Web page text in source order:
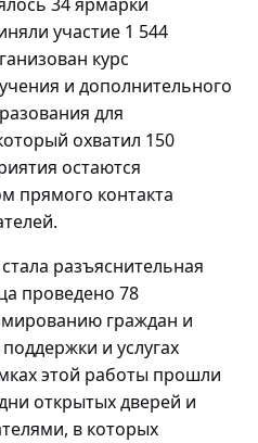
участие 1 544
курс
и дополнительного
для
охватил 150
остаются
прямого контакта
разъяснительная
проведено 78
ю граждан и
и услугах
этой работы прошли
открытых дверей и
в которых